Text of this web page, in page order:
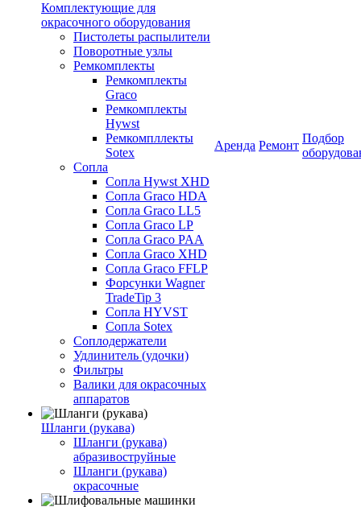
Комплектующие для
окрасочного оборудования
Пистолеты распылители
Поворотные узлы
Ремкомплекты
Ремкомплекты
Graco
Ремкомплекты
Hywst
Ремкомпллекты
Sotex
Сопла
Сопла Hywst XHD
Сопла Graco HDA
Сопла Graco LL5
Сопла Graco LP
Сопла Graco PAA
Сопла Graco XHD
Сопла Graco FFLP
Форсунки Wagner
TradeTip 3
Сопла HYVST
Сопла Sotex
Соплодержатели
Удлинитель (удочки)
Фильтры
Валики для окрасочных
аппаратов
Шланги (рукава)
Шланги (рукава)
абразивоструйные
Шланги (рукава)
окрасочные
Аренда Ремонт
Подбор